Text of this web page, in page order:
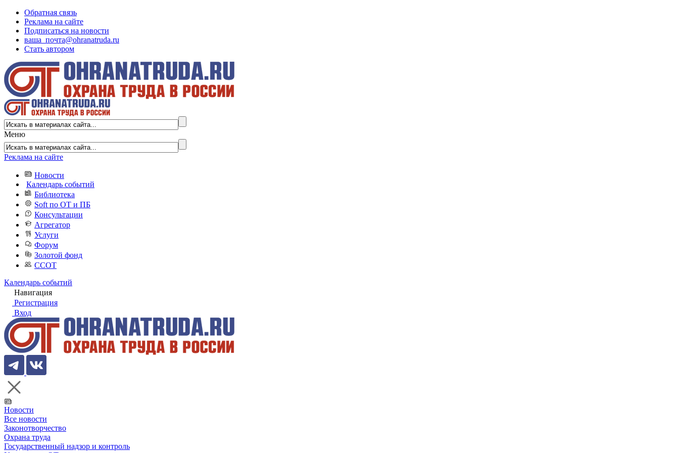
Обратная связь
Реклама на сайте
Подписаться на новости
ваша_почта@ohranatruda.ru
Стать автором
Меню
Реклама на сайте
Новости
Календарь событий
Библиотека
Soft по ОТ и ПБ
Консультации
Агрегатор
Услуги
Форум
Золотой фонд
ССОТ
Календарь событий
Навигация
Регистрация
Вход
Новости
Все новости
Законотворчество
Охрана труда
Государственный надзор и контроль